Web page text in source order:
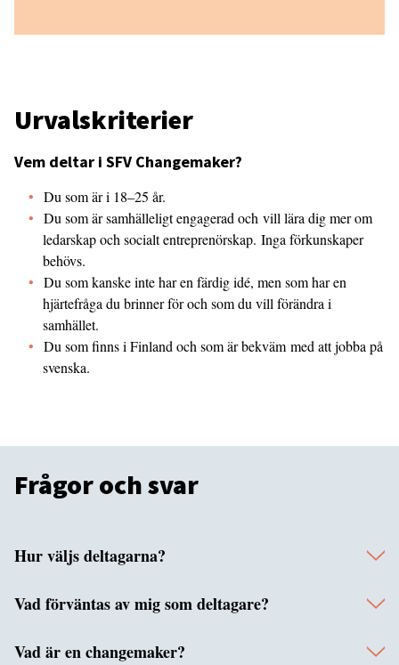
Urvalskriterier
Vem deltar i SFV Changemaker?
Du som är i 18–25 år.
Du som är samhälleligt engagerad och vill lära dig mer om
ledarskap och socialt entreprenörskap. Inga förkunskaper
behövs.
Du som kanske inte har en färdig idé, men som har en
hjärtefråga du brinner för och som du vill förändra i
samhället.
Du som finns i Finland och som är bekväm med att jobba på
svenska.
Frågor och svar
Hur väljs deltagarna?
Vad förväntas av mig som deltagare?
Vad är en changemaker?